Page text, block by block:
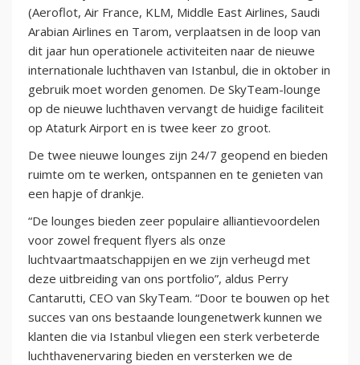
(Aeroflot, Air France, KLM, Middle East Airlines, Saudi
Arabian Airlines en Tarom, verplaatsen in de loop van
dit jaar hun operationele activiteiten naar de nieuwe
internationale luchthaven van Istanbul, die in oktober in
gebruik moet worden genomen. De SkyTeam-lounge
op de nieuwe luchthaven vervangt de huidige faciliteit
op Ataturk Airport en is twee keer zo groot.
De twee nieuwe lounges zijn 24/7 geopend en bieden
ruimte om te werken, ontspannen en te genieten van
een hapje of drankje.
“De lounges bieden zeer populaire alliantievoordelen
voor zowel frequent flyers als onze
luchtvaartmaatschappijen en we zijn verheugd met
deze uitbreiding van ons portfolio”, aldus Perry
Cantarutti, CEO van SkyTeam. “Door te bouwen op het
succes van ons bestaande loungenetwerk kunnen we
klanten die via Istanbul vliegen een sterk verbeterde
luchthavenervaring bieden en versterken we de